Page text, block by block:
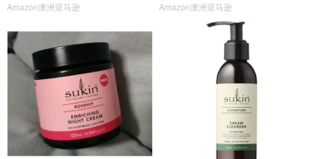
Amazon澳洲亚马逊 Amazon澳洲亚马逊